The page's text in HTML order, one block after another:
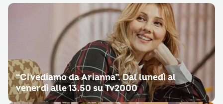
“Ci vediamo da Arianna”. Dal lunedì al
venerdì alle 13.50 su Tv2000